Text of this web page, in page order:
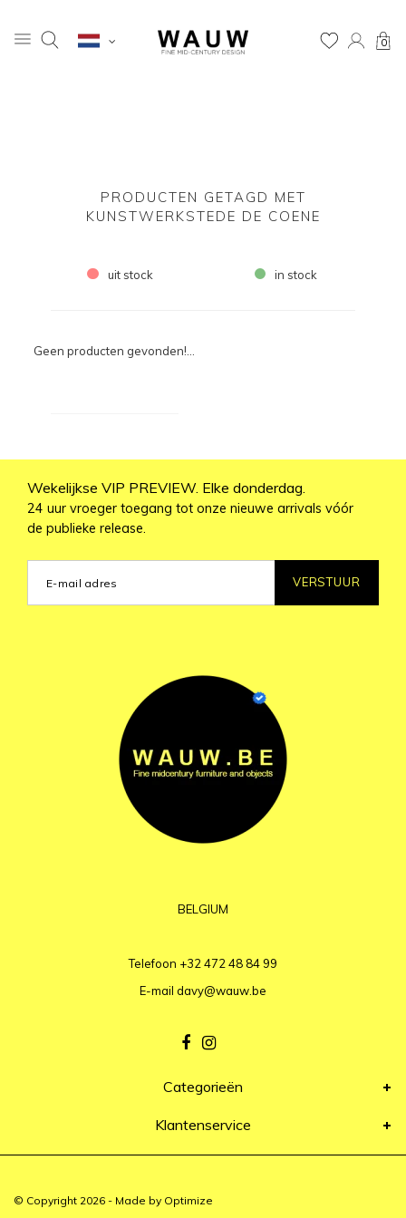
0
PRODUCTEN GETAGD MET
KUNSTWERKSTEDE DE COENE
uit stock in stock
Geen producten gevonden!...
Wekelijkse VIP PREVIEW. Elke donderdag.
24 uur vroeger toegang tot onze nieuwe arrivals vóór
de publieke release.
VERSTUUR
BELGIUM
Telefoon +32 472 48 84 99
E-mail davy@wauw.be
Categorieën
Klantenservice
© Copyright 2026 - Made by Optimize